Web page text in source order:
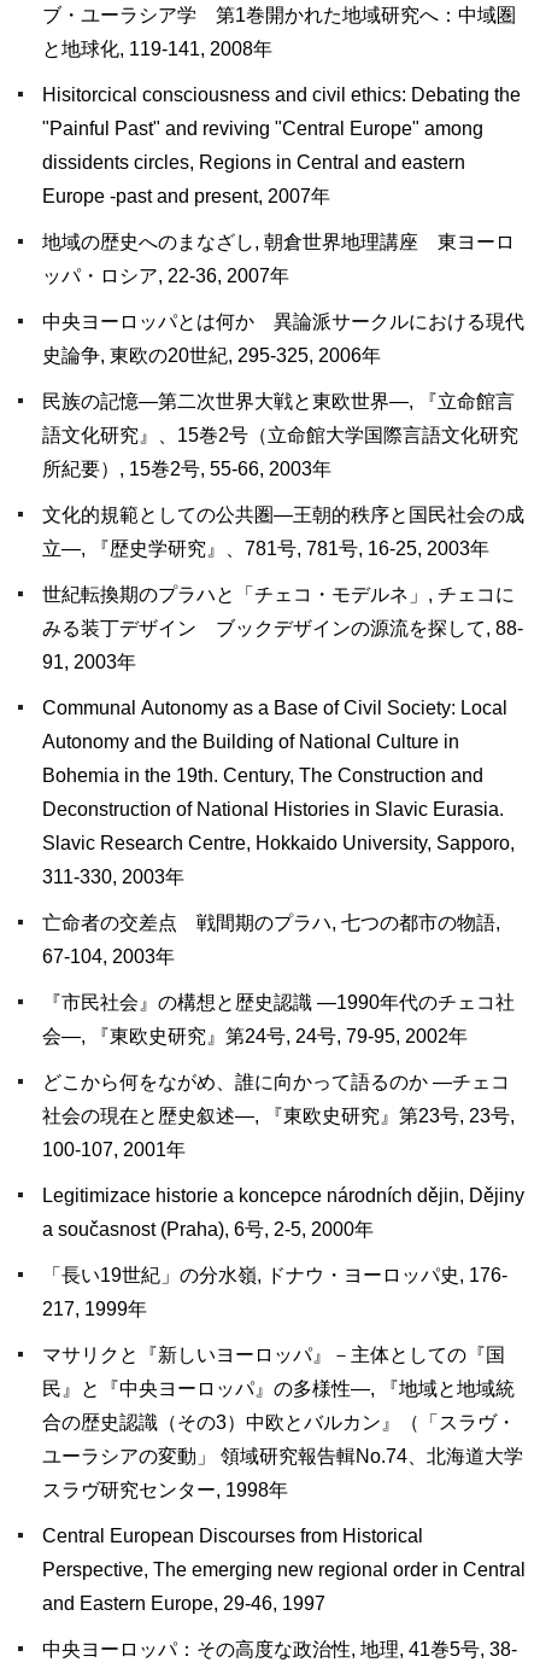
ブ・ユーラシア学 第1巻開かれた地域研究へ：中域圏
と地球化, 119-141, 2008年
Hisitorcical consciousness and civil ethics: Debating the
"Painful Past" and reviving "Central Europe" among
dissidents circles, Regions in Central and eastern
Europe -past and present, 2007年
地域の歴史へのまなざし, 朝倉世界地理講座 東ヨーロ
ッパ・ロシア, 22-36, 2007年
中央ヨーロッパとは何か 異論派サークルにおける現代
史論争, 東欧の20世紀, 295-325, 2006年
民族の記憶―第二次世界大戦と東欧世界―, 『立命館言
語文化研究』、15巻2号（立命館大学国際言語文化研究
所紀要）, 15巻2号, 55-66, 2003年
文化的規範としての公共圏―王朝的秩序と国民社会の成
立―, 『歴史学研究』、781号, 781号, 16-25, 2003年
世紀転換期のプラハと「チェコ・モデルネ」, チェコに
みる装丁デザイン ブックデザインの源流を探して, 88-
91, 2003年
Communal Autonomy as a Base of Civil Society: Local
Autonomy and the Building of National Culture in
Bohemia in the 19th. Century, The Construction and
Deconstruction of National Histories in Slavic Eurasia.
Slavic Research Centre, Hokkaido University, Sapporo,
311-330, 2003年
亡命者の交差点 戦間期のプラハ, 七つの都市の物語,
67-104, 2003年
『市民社会』の構想と歴史認識 ―1990年代のチェコ社
会―, 『東欧史研究』第24号, 24号, 79-95, 2002年
どこから何をながめ、誰に向かって語るのか ―チェコ
社会の現在と歴史叙述―, 『東欧史研究』第23号, 23号,
100-107, 2001年
Legitimizace historie a koncepce národních dějin, Dějiny
a současnost (Praha), 6号, 2-5, 2000年
「長い19世紀」の分水嶺, ドナウ・ヨーロッパ史, 176-
217, 1999年
マサリクと『新しいヨーロッパ』－主体としての『国
民』と『中央ヨーロッパ』の多様性―, 『地域と地域統
合の歴史認識（その3）中欧とバルカン』（「スラヴ・
ユーラシアの変動」 領域研究報告輯No.74、北海道大学
スラヴ研究センター, 1998年
Central European Discourses from Historical
Perspective, The emerging new regional order in Central
and Eastern Europe, 29-46, 1997
中央ヨーロッパ：その高度な政治性, 地理, 41巻5号, 38-